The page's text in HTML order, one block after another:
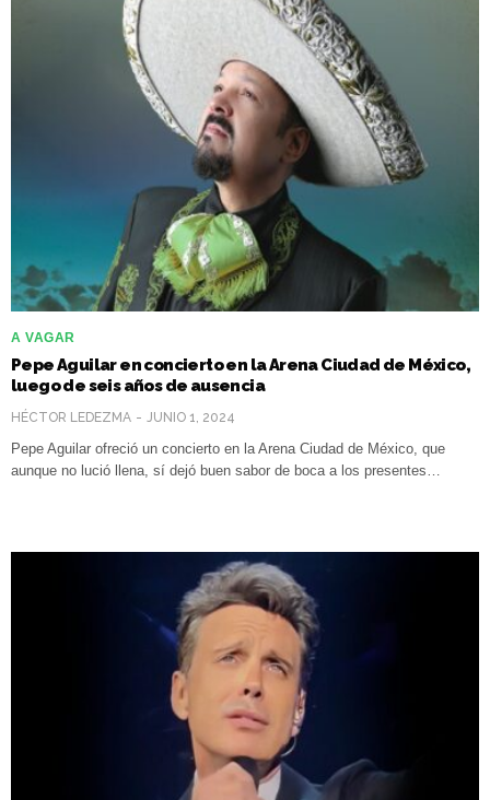
A VAGAR
Pepe Aguilar en concierto en la Arena Ciudad de México,
luego de seis años de ausencia
HÉCTOR LEDEZMA JUNIO 1, 2024
Pepe Aguilar ofreció un concierto en la Arena Ciudad de México, que
aunque no lució llena, sí dejó buen sabor de boca a los presentes…